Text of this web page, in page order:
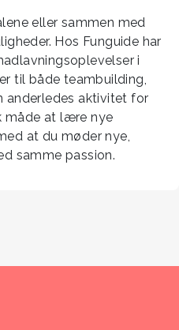
eller sammen med
Hos Funguide har
i
til både teambuilding,
anderledes aktivitet for
måde at lære nye
at du møder nye,
samme passion.